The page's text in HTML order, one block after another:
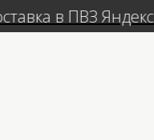
в ПВЗ Яндекс